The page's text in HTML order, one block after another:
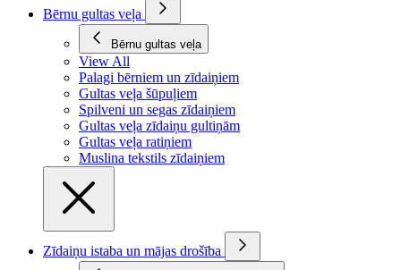
Bērnu gultas veļa
Bērnu gultas veļa
View All
Palagi bērniem un zīdaiņiem
Gultas veļa šūpuļiem
Spilveni un segas zīdaiņiem
Gultas veļa zīdaiņu gultiņām
Gultas veļa ratiņiem
Muslina tekstils zīdaiņiem
Zīdaiņu istaba un mājas drošība